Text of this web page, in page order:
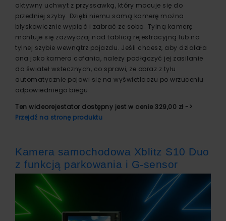
aktywny uchwyt z przyssawką, który mocuje się do
przedniej szyby. Dzięki niemu samą kamerę można
błyskawicznie wypiąć i zabrać ze sobą. Tylną kamerę
montuje się zazwyczaj nad tablicą rejestracyjną lub na
tylnej szybie wewnątrz pojazdu. Jeśli chcesz, aby działała
ona jako kamera cofania, należy podłączyć jej zasilanie
do świateł wstecznych, co sprawi, że obraz z tyłu
automatycznie pojawi się na wyświetlaczu po wrzuceniu
odpowiedniego biegu.
Ten wideorejestator dostępny jest w cenie 329,00 zł ->
Przejdź na stronę produktu
Kamera samochodowa Xblitz S10 Duo
z funkcją parkowania i G-sensor